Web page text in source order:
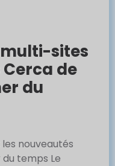
sites
de
du
nouveautés
temps Le